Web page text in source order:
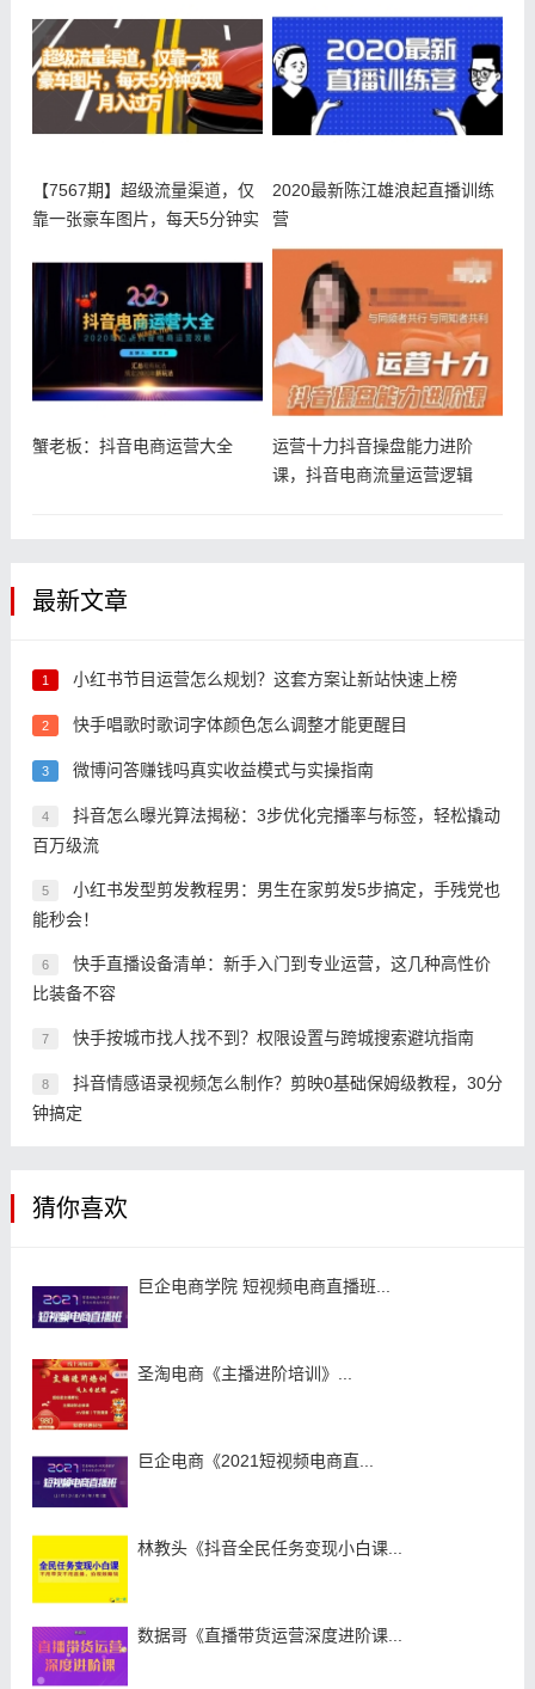
【7567期】超级流量渠道，仅
靠一张豪车图片，每天5分钟实
2020最新陈江雄浪起直播训练
营
蟹老板：抖音电商运营大全
运营十力抖音操盘能力进阶
课，抖音电商流量运营逻辑
最新文章
1 小红书节目运营怎么规划？这套方案让新站快速上榜
2 快手唱歌时歌词字体颜色怎么调整才能更醒目
3 微博问答赚钱吗真实收益模式与实操指南
4
抖音怎么曝光算法揭秘：3步优化完播率与标签，轻松撬动
百万级流
5
小红书发型剪发教程男：男生在家剪发5步搞定，手残党也
能秒会！
6
快手直播设备清单：新手入门到专业运营，这几种高性价
比装备不容
7 快手按城市找人找不到？权限设置与跨城搜索避坑指南
8
抖音情感语录视频怎么制作？剪映0基础保姆级教程，30分
钟搞定
猜你喜欢
巨企电商学院 短视频电商直播班...
圣淘电商《主播进阶培训》...
巨企电商《2021短视频电商直...
林教头《抖音全民任务变现小白课...
数据哥《直播带货运营深度进阶课...